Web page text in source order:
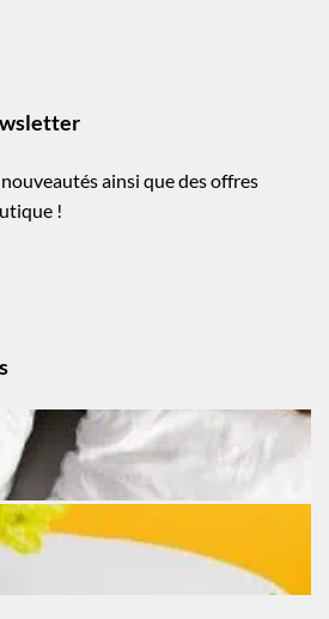
ainsi que des offres
!